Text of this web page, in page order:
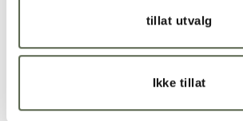
tillat utvalg
Ikke tillat